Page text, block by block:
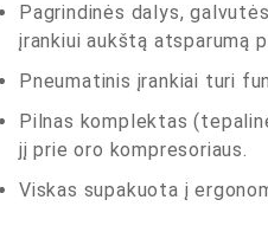
Pagrindinės dalys,
įrankiui aukštą atsparumą
Pneumatinis įrankiai turi
Pilnas komplektas
jį prie oro kompresoriaus.
Viskas supakuota į